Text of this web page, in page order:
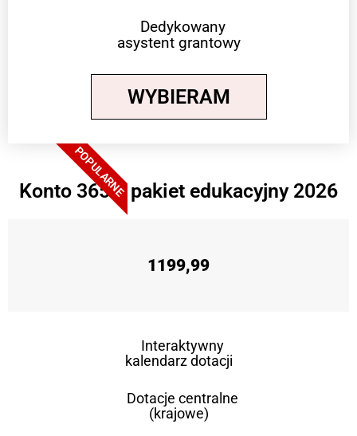
Dedykowany
asystent grantowy
WYBIERAM
POPULARNE
Konto 365 + pakiet edukacyjny 2026
1199,99
Interaktywny
kalendarz dotacji
Dotacje centralne
(krajowe)